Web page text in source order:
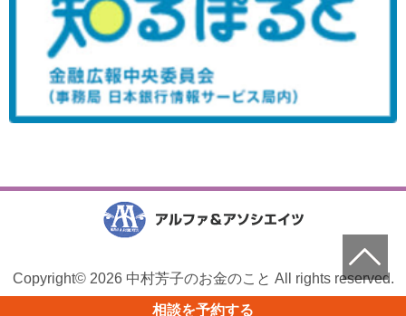
Copyright© 2026 中村芳子のお金のこと All rights reserved.
相談を予約する